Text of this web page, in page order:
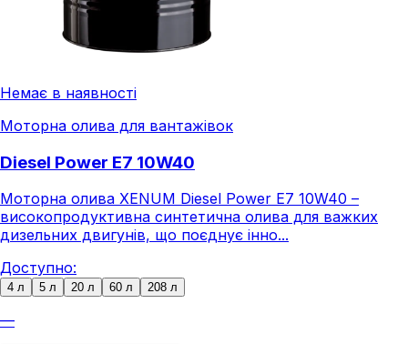
Немає в наявності
Моторна олива для вантажівок
Diesel Power E7 10W40
Моторна олива XENUM Diesel Power E7 10W40 –
високопродуктивна синтетична олива для важких
дизельних двигунів, що поєднує інно...
Доступно:
4 л 5 л 20 л 60 л 208 л
—